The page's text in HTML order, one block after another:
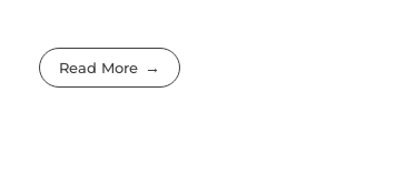
Read More